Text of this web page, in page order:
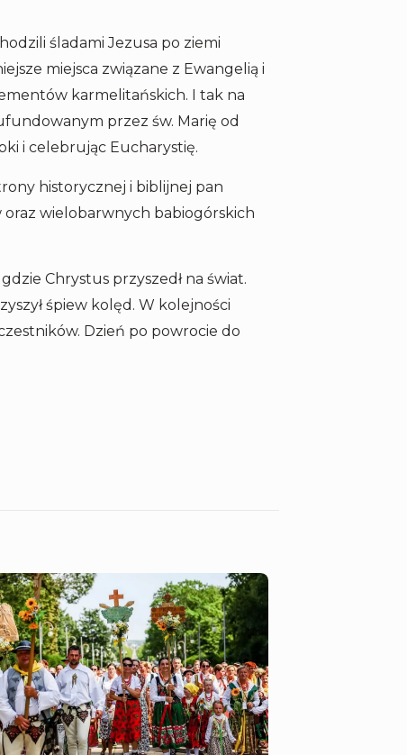
śladami Jezusa po ziemi
miejsca związane z Ewangelią i
karmelitańskich. I tak na
przez św. Marię od
i celebrując Eucharystię.
historycznej i biblijnej pan
oraz wielobarwnych babiogórskich
Chrystus przyszedł na świat.
śpiew kolęd. W kolejności
Dzień po powrocie do